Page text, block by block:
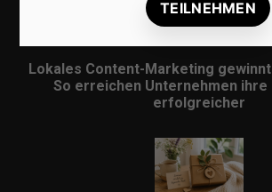
Lokales Content-Marketing
So erreichen Unternehmen ihre
erfolgreicher